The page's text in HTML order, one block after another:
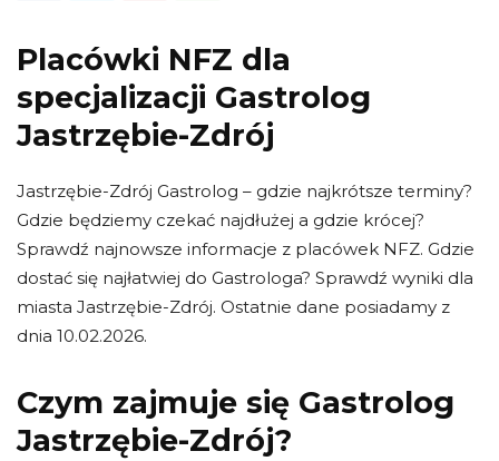
Placówki NFZ dla
specjalizacji Gastrolog
Jastrzębie-Zdrój
Jastrzębie-Zdrój Gastrolog – gdzie najkrótsze terminy?
Gdzie będziemy czekać najdłużej a gdzie krócej?
Sprawdź najnowsze informacje z placówek NFZ. Gdzie
dostać się najłatwiej do Gastrologa? Sprawdź wyniki dla
miasta Jastrzębie-Zdrój. Ostatnie dane posiadamy z
dnia 10.02.2026.
Czym zajmuje się Gastrolog
Jastrzębie-Zdrój?